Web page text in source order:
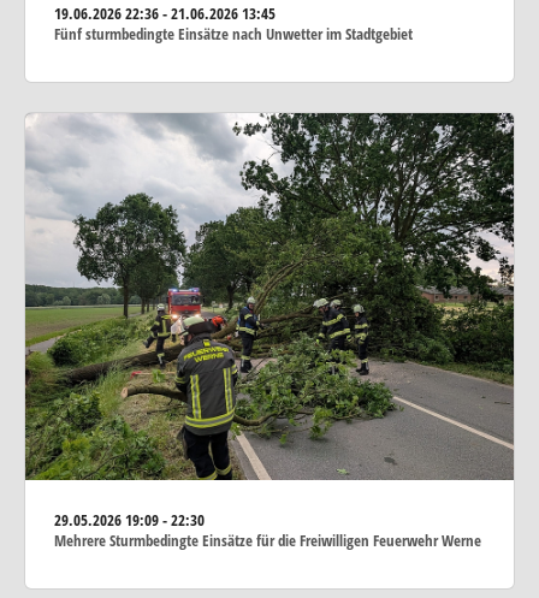
19.06.202622:36 - 21.06.2026 13:45
Fünf sturmbedingte Einsätze nach Unwetter im Stadtgebiet
29.05.202619:09 - 22:30
Mehrere Sturmbedingte Einsätze für die Freiwilligen Feuerwehr Werne